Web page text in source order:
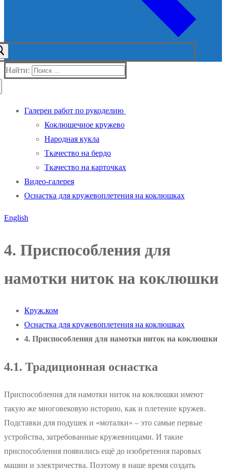
Найти:
Галереи работ по рукоделию
Коклюшечное кружево
Народная кукла
Ткачество на бердо
Ткачество на карточках
Видео-галерея
Оснастка для кружевоплетения на коклюшках
English
4. Приспособления для
намотки ниток на коклюшки
Круж.ком
Оснастка для кружевоплетения на коклюшках
4. Приспособления для намотки ниток на коклюшки
4.1. Традиционная оснастка
Приспособления для намотки ниток на коклюшки имеют
такую же многовековую историю, как и плетение кружев.
Подставки для подушек и «моталки» – это самые первые
устройства, затребованные кружевницами. И такие
приспособления появились ещё до изобретения паровых
машин и электричества. Поэтому в наше время создать